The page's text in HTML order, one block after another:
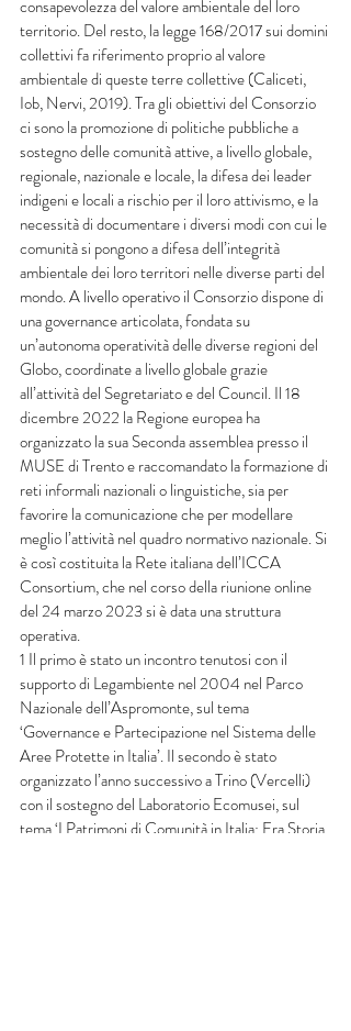
consapevolezza del valore ambientale del loro
territorio. Del resto, la legge 168/2017 sui domini
collettivi fa riferimento proprio al valore
ambientale di queste terre collettive (Caliceti,
Iob, Nervi, 2019). Tra gli obiettivi del Consorzio
ci sono la promozione di politiche pubbliche a
sostegno delle comunità attive, a livello globale,
regionale, nazionale e locale, la difesa dei leader
indigeni e locali a rischio per il loro attivismo, e la
necessità di documentare i diversi modi con cui le
comunità si pongono a difesa dell’integrità
ambientale dei loro territori nelle diverse parti del
mondo. A livello operativo il Consorzio dispone di
una governance articolata, fondata su
un’autonoma operatività delle diverse regioni del
Globo, coordinate a livello globale grazie
all’attività del Segretariato e del Council. Il 18
dicembre 2022 la Regione europea ha
organizzato la sua Seconda assemblea presso il
MUSE di Trento e raccomandato la formazione di
reti informali nazionali o linguistiche, sia per
favorire la comunicazione che per modellare
meglio l’attività nel quadro normativo nazionale. Si
è così costituita la Rete italiana dell’ICCA
Consortium, che nel corso della riunione online
del 24 marzo 2023 si è data una struttura
operativa.
1 Il primo è stato un incontro tenutosi con il
supporto di Legambiente nel 2004 nel Parco
Nazionale dell’Aspromonte, sul tema
‘Governance e Partecipazione nel Sistema delle
Aree Protette in Italia’. Il secondo è stato
organizzato l’anno successivo a Trino (Vercelli)
con il sostegno del Laboratorio Ecomusei, sul
tema ‘I Patrimoni di Comunità in Italia: Fra Storia